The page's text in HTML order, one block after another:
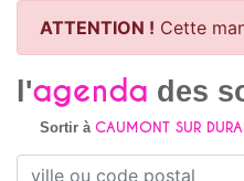
ATTENTION ! Cette
l'agenda des
Sortir à CAUMONT SUR